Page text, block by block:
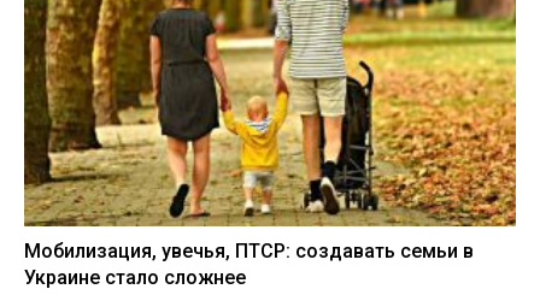
Мобилизация, увечья, ПТСР: создавать семьи в
Украине стало сложнее